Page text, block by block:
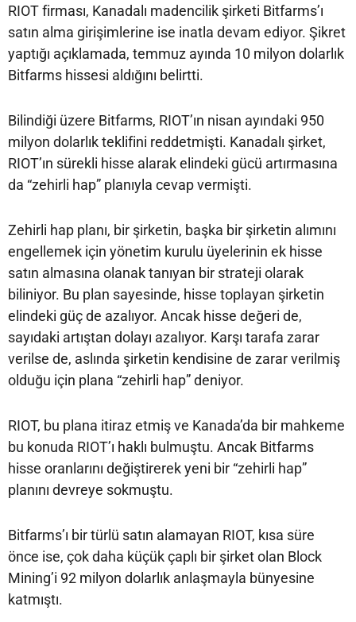
RIOT firması, Kanadalı madencilik şirketi Bitfarms’ı
satın alma girişimlerine ise inatla devam ediyor. Şikret
yaptığı açıklamada, temmuz ayında 10 milyon dolarlık
Bitfarms hissesi aldığını belirtti.
Bilindiği üzere Bitfarms, RIOT’ın nisan ayındaki 950
milyon dolarlık teklifini reddetmişti. Kanadalı şirket,
RIOT’ın sürekli hisse alarak elindeki gücü artırmasına
da “zehirli hap” planıyla cevap vermişti.
Zehirli hap planı, bir şirketin, başka bir şirketin alımını
engellemek için yönetim kurulu üyelerinin ek hisse
satın almasına olanak tanıyan bir strateji olarak
biliniyor. Bu plan sayesinde, hisse toplayan şirketin
elindeki güç de azalıyor. Ancak hisse değeri de,
sayıdaki artıştan dolayı azalıyor. Karşı tarafa zarar
verilse de, aslında şirketin kendisine de zarar verilmiş
olduğu için plana “zehirli hap” deniyor.
RIOT, bu plana itiraz etmiş ve Kanada’da bir mahkeme
bu konuda RIOT’ı haklı bulmuştu. Ancak Bitfarms
hisse oranlarını değiştirerek yeni bir “zehirli hap”
planını devreye sokmuştu.
Bitfarms’ı bir türlü satın alamayan RIOT, kısa süre
önce ise, çok daha küçük çaplı bir şirket olan Block
Mining’i 92 milyon dolarlık anlaşmayla bünyesine
katmıştı.